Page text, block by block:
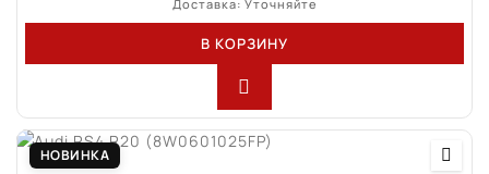
Доставка: Уточняйте
В КОРЗИНУ
НОВИНКА